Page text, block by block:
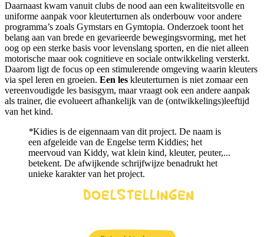
Daarnaast kwam vanuit clubs de nood aan een kwaliteitsvolle en
uniforme aanpak voor kleuterturnen als onderbouw voor andere
programma’s zoals Gymstars en Gymtopia. Onderzoek toont het
belang aan van brede en gevarieerde bewegingsvorming, met het
oog op een sterke basis voor levenslang sporten, en die niet alleen
motorische maar ook cognitieve en sociale ontwikkeling versterkt.
Daarom ligt de focus op een stimulerende omgeving waarin kleuters
via spel leren en groeien. Een les kleuterturnen is niet zomaar een
vereenvoudigde les basisgym, maar vraagt ook een andere aanpak
als trainer, die evolueert afhankelijk van de (ontwikkelings)leeftijd
van het kind.
*Kidies is de eigennaam van dit project. De naam is
een afgeleide van de Engelse term Kiddies; het
meervoud van Kiddy, wat klein kind, kleuter, peuter,...
betekent. De afwijkende schrijfwijze benadrukt het
unieke karakter van het project.